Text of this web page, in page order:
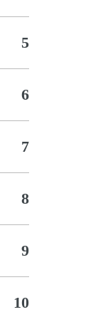
5
6
7
8
9
10